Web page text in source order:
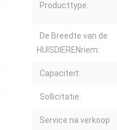
Producttype:
De Breedte van de
HUISDIERENriem:
Capaciteit:
Sollicitatie:
Service na verkoop